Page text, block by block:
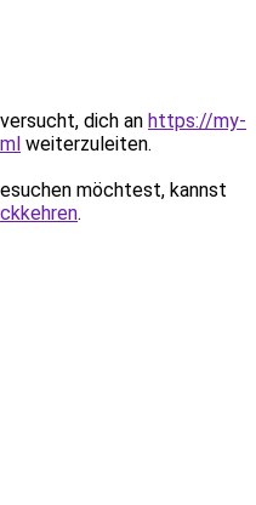
dich an https://my-
weiterzuleiten.
möchtest, kannst
.